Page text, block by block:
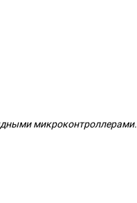
микроконтроллерами.